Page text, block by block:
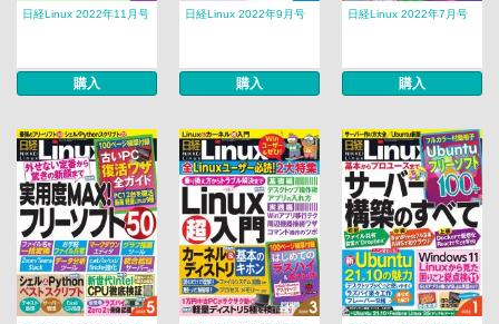
日経Linux 2022年11月号
購入
日経Linux 2022年9月号
購入
日経Linux 2022年7月号
購入